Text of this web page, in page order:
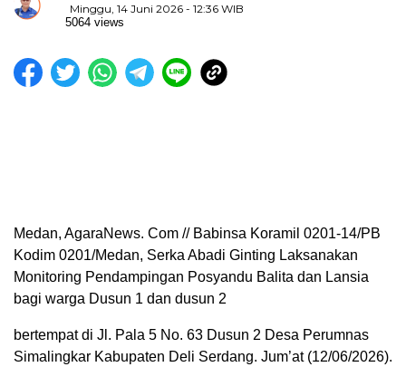
Minggu, 14 Juni 2026 - 12:36 WIB
5064 views
Medan, AgaraNews. Com // Babinsa Koramil 0201-14/PB
Kodim 0201/Medan, Serka Abadi Ginting Laksanakan
Monitoring Pendampingan Posyandu Balita dan Lansia
bagi warga Dusun 1 dan dusun 2
bertempat di Jl. Pala 5 No. 63 Dusun 2 Desa Perumnas
Simalingkar Kabupaten Deli Serdang. Jum’at (12/06/2026).